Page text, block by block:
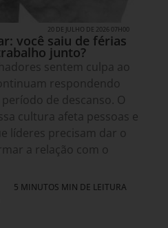
20 DE JULHO DE 2026 07H00
você saiu de férias
junto?
sentem culpa ao
respondendo
de descanso. O
cultura afeta pessoas e
líderes precisam dar o
a relação com o
5 MINUTOS MIN DE LEITURA